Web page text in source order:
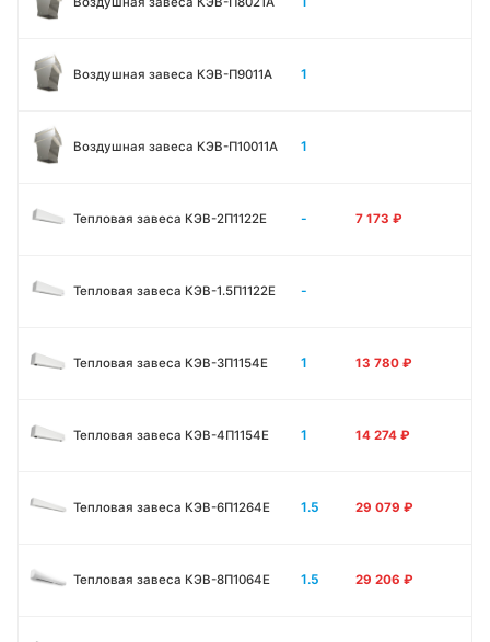
Воздушная завеса КЭВ-П9011A 1
Воздушная завеса КЭВ-П10011A 1
Тепловая завеса КЭВ-2П1122E - 7 173 ₽
Тепловая завеса КЭВ-1.5П1122E -
Тепловая завеса КЭВ-3П1154E 1 13 780 ₽
Тепловая завеса КЭВ-4П1154E 1 14 274 ₽
Тепловая завеса КЭВ-6П1264E 1.5 29 079 ₽
Тепловая завеса КЭВ-8П1064E 1.5 29 206 ₽